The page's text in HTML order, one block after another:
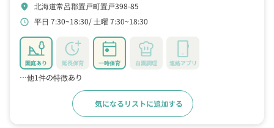
location_on 北海道常呂郡置戸町置戸398-85
schedule 平日 7:30~18:30 土曜 7:30~18:30
園庭あり 延長保育 一時保育 自園調理 連絡アプリ
…他1件の特徴あり
気になるリストに追加する